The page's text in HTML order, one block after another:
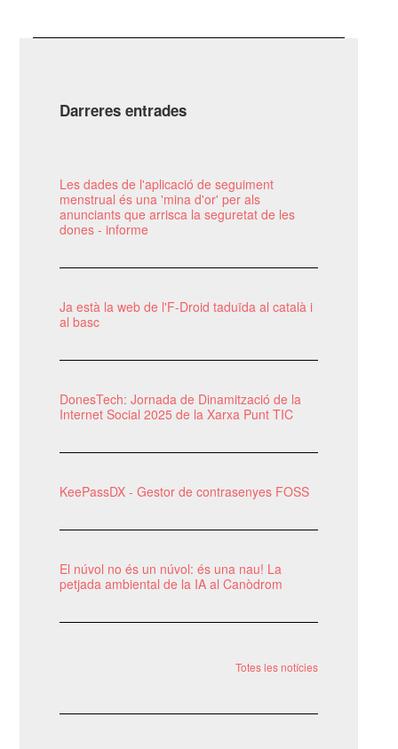
Darreres entrades
Les dades de l'aplicació de seguiment
menstrual és una 'mina d'or' per als
anunciants que arrisca la seguretat de les
dones - informe
Ja està la web de l'F-Droid taduïda al català i
al basc
DonesTech: Jornada de Dinamització de la
Internet Social 2025 de la Xarxa Punt TIC
KeePassDX - Gestor de contrasenyes FOSS
El núvol no és un núvol: és una nau! La
petjada ambiental de la IA al Canòdrom
Totes les notícies